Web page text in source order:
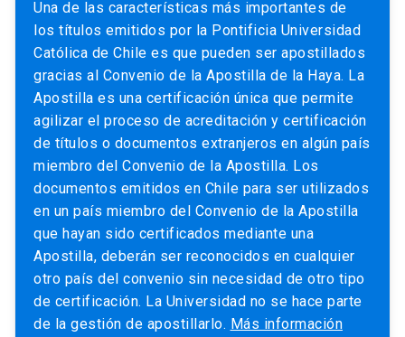
Una de las características más importantes de
los títulos emitidos por la Pontificia Universidad
Católica de Chile es que pueden ser apostillados
gracias al Convenio de la Apostilla de la Haya. La
Apostilla es una certificación única que permite
agilizar el proceso de acreditación y certificación
de títulos o documentos extranjeros en algún país
miembro del Convenio de la Apostilla. Los
documentos emitidos en Chile para ser utilizados
en un país miembro del Convenio de la Apostilla
que hayan sido certificados mediante una
Apostilla, deberán ser reconocidos en cualquier
otro país del convenio sin necesidad de otro tipo
de certificación. La Universidad no se hace parte
de la gestión de apostillarlo. Más información